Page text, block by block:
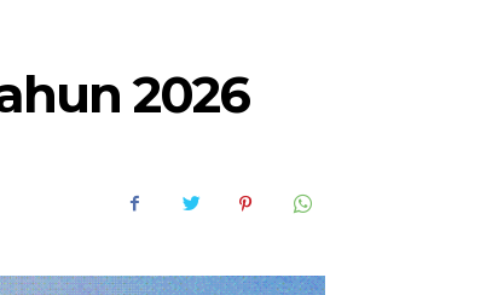
2026